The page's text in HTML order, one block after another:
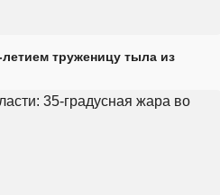
труженицу тыла из